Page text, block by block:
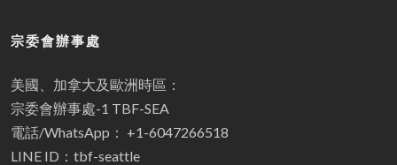
宗委會辦事處
美國、加拿大及歐洲時區：
宗委會辦事處-1 TBF-SEA
電話/WhatsApp： +1-6047266518
LINE ID：tbf-seattle